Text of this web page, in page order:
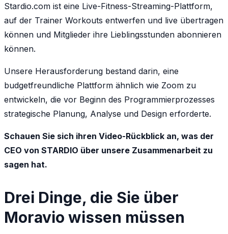
Stardio.com ist eine Live-Fitness-Streaming-Plattform,
auf der Trainer Workouts entwerfen und live übertragen
können und Mitglieder ihre Lieblingsstunden abonnieren
können.
Unsere Herausforderung bestand darin, eine
budgetfreundliche Plattform ähnlich wie Zoom zu
entwickeln, die vor Beginn des Programmierprozesses
strategische Planung, Analyse und Design erforderte.
Schauen Sie sich ihren Video-Rückblick an, was der
CEO von STARDIO über unsere Zusammenarbeit zu
sagen hat.
Drei Dinge, die Sie über
Moravio wissen müssen